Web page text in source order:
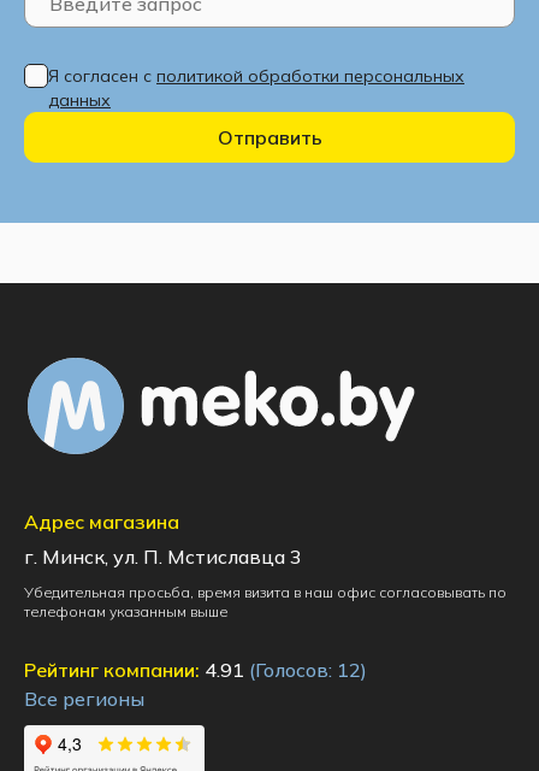
Я согласен с политикой обработки персональных
данных
Отправить
Адрес магазина
г. Минск, ул. П. Мстиславца 3
Убедительная просьба, время визита в наш офис согласовывать по
телефонам указанным выше
Рейтинг компании: 4.91 (Голосов: 12)
Все регионы